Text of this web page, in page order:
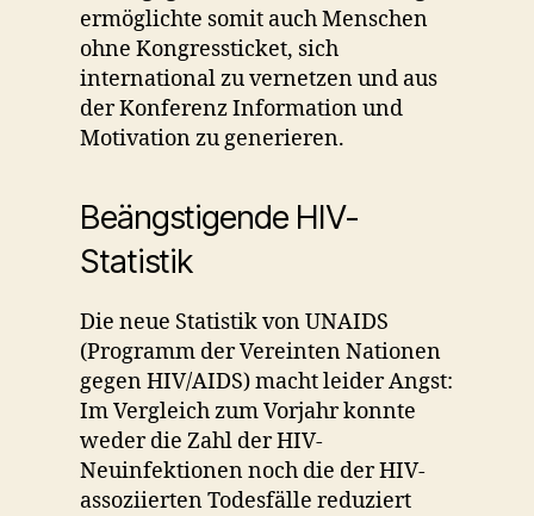
ermöglichte somit auch Menschen
ohne Kongressticket, sich
international zu vernetzen und aus
der Konferenz Information und
Motivation zu generieren.
Beängstigende HIV-
Statistik
Die neue Statistik von UNAIDS
(Programm der Vereinten Nationen
gegen HIV/AIDS) macht leider Angst:
Im Vergleich zum Vorjahr konnte
weder die Zahl der HIV-
Neuinfektionen noch die der HIV-
assoziierten Todesfälle reduziert